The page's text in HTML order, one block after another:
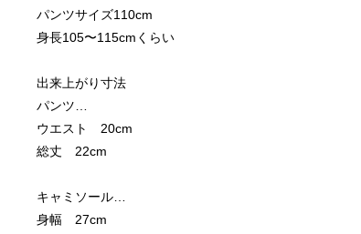
パンツサイズ110cm
身長105〜115cmくらい
出来上がり寸法
パンツ…
ウエスト　20cm
総丈　22cm
キャミソール…
身幅　27cm